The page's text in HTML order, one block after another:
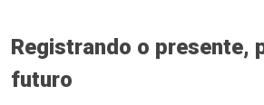
Registrando o presente,
futuro